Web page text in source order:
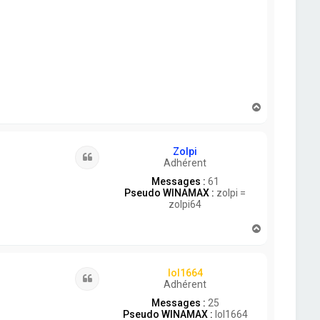
Zolpi
Adhérent
Messages : 61
Pseudo WINAMAX : zolpi =
zolpi64
lol1664
Adhérent
Messages : 25
Pseudo WINAMAX : lol1664